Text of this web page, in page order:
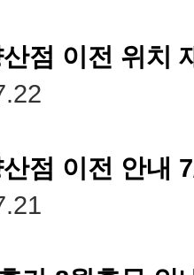
점 이전 위치
점 이전 안내